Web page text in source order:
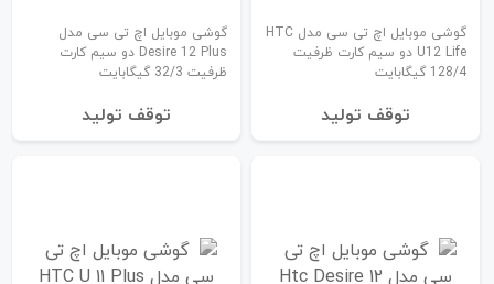
گوشی موبایل اچ تی سی مدل HTC
U12 Life دو سیم‌ کارت ظرفیت
128/4 گیگابایت
توقف تولید
گوشی موبایل اچ تی سی مدل
Desire 12 Plus دو سیم کارت
ظرفیت 32/3 گیگابایت
توقف تولید